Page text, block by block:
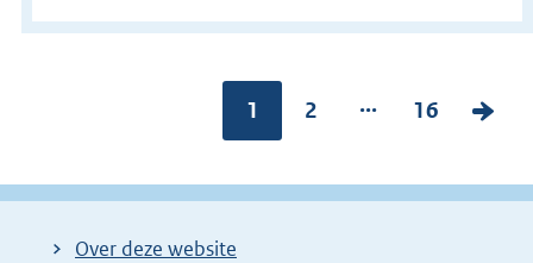
Pagina:
1
P
g
2 ...
P
g
16
V
l
Over deze website